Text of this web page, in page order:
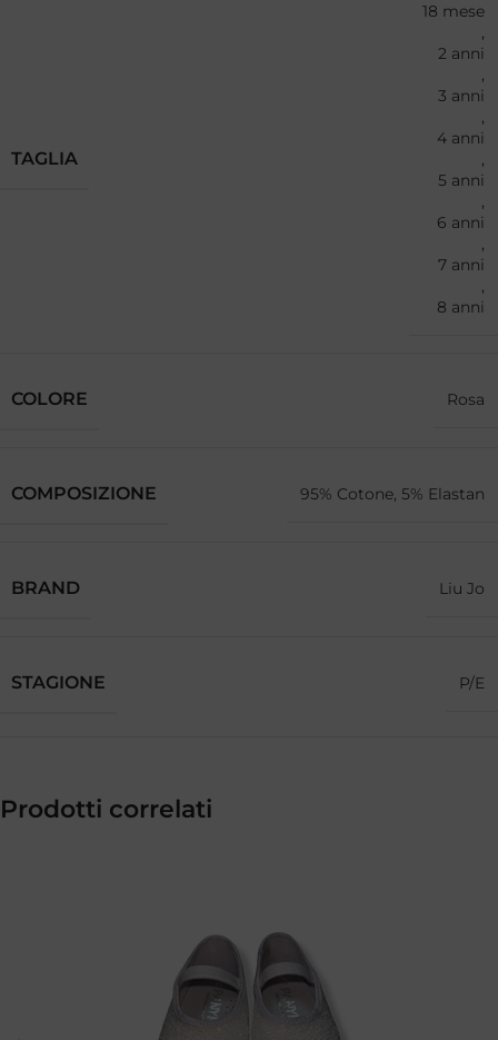
TAGLIA
18 mese
,
2 anni
,
3 anni
,
4 anni
,
5 anni
,
6 anni
,
7 anni
,
8 anni
COLORE Rosa
COMPOSIZIONE 95% Cotone, 5% Elastan
BRAND Liu Jo
STAGIONE P/E
Prodotti correlati